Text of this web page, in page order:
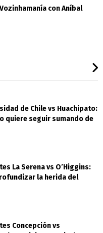
con Aníbal
de Chile vs Huachipato:
quiere seguir sumando de
La Serena vs O’Higgins:
la herida del
Concepción vs